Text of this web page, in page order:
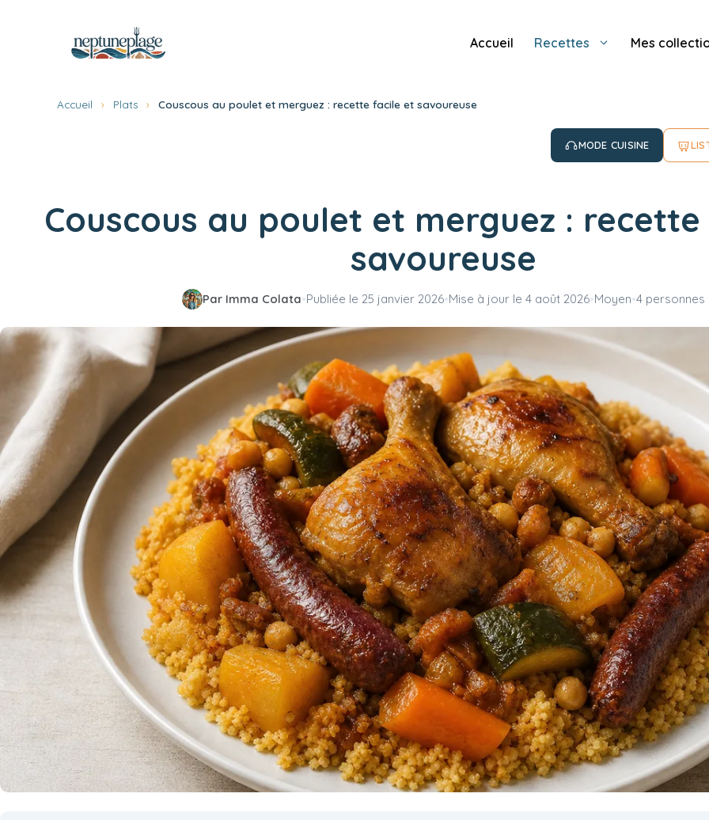
Accueil Recettes Mes
Accueil › Plats › Couscous au poulet et merguez : recette facile et savoureuse
Couscous au poulet et merguez :
savoureuse
MODE CUISINE
Par Imma Colata•Publiée le 25 janvier 2026•Mise à jour le 4 août 2026•Moyen•4 personnes